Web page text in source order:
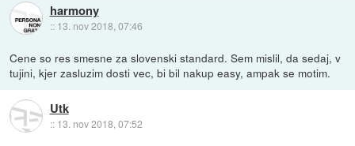
harmony
:: 13. nov 2018, 07:46
Cene so res smesne za slovenski standard. Sem mislil, da sedaj, v
tujini, kjer zasluzim dosti vec, bi bil nakup easy, ampak se motim.
Utk
:: 13. nov 2018, 07:52